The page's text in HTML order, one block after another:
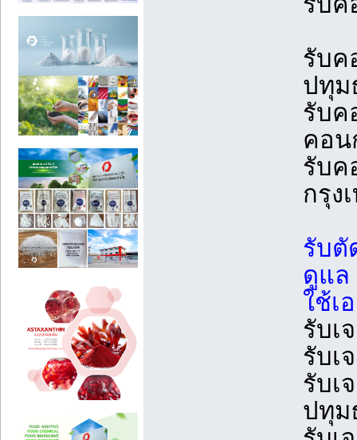
รับค
ปทุม
รับค
คอน
รับค
กรุง
รับตั
ดูแล
ใช้เ
รับเ
รับเ
รับเ
ปทุม